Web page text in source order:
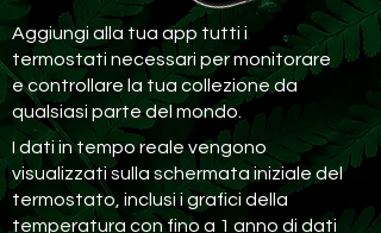
Aggiungi alla tua app tutti i
termostati necessari per monitorare
e controllare la tua collezione da
qualsiasi parte del mondo.
I dati in tempo reale vengono
visualizzati sulla schermata iniziale del
termostato, inclusi i grafici della
temperatura con fino a 1 anno di dati